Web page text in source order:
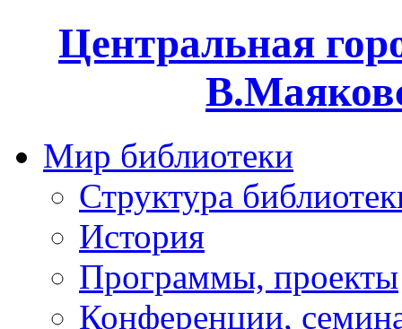
Центральная
Мир библиотеки
Структура
История
Программы, проекты
Конференции,